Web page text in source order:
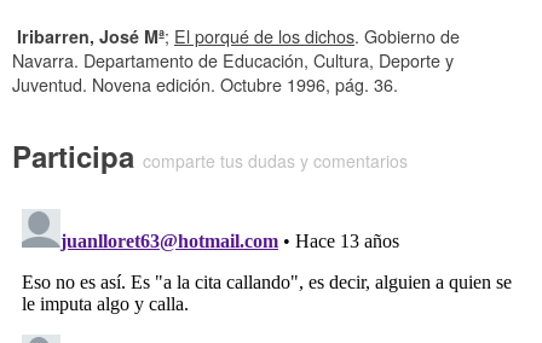
Iribarren, José Mª; El porqué de los dichos. Gobierno de
Navarra. Departamento de Educación, Cultura, Deporte y
Juventud. Novena edición. Octubre 1996, pág. 36.
Participa comparte tus dudas y comentarios